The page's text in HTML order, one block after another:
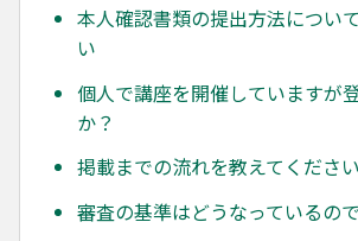
本人確認書類の提出方法につい
い
個人で講座を開催していますが
か？
掲載までの流れを教えてください
審査の基準はどうなっているの